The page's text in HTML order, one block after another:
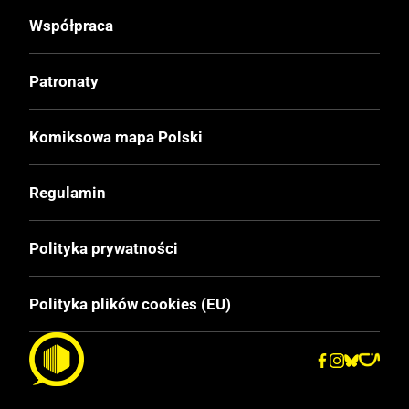
Liczba Stron
34,99 zł
EAN
Współpraca
Patronaty
Komiksowa mapa Polski
Regulamin
Polityka prywatności
Polityka plików cookies (EU)